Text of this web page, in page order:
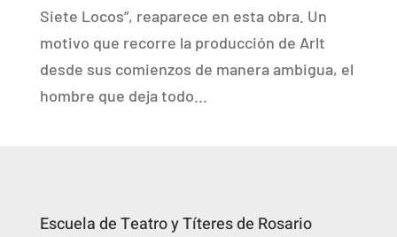
Siete Locos”, reaparece en esta obra. Un
motivo que recorre la producción de Arlt
desde sus comienzos de manera ambigua, el
hombre que deja todo...
Escuela de Teatro y Títeres de Rosario